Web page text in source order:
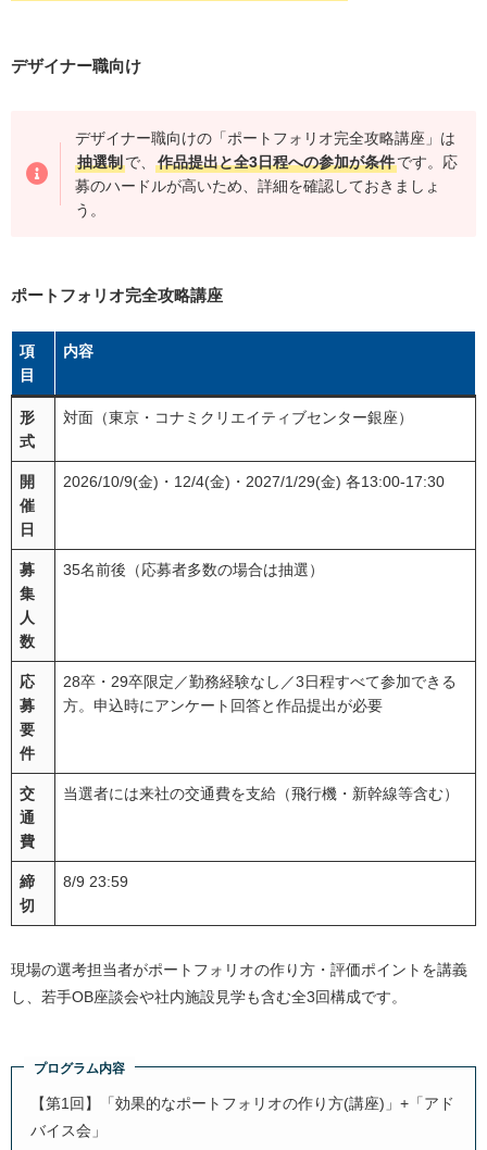
デザイナー職向け
デザイナー職向けの「ポートフォリオ完全攻略講座」は
抽選制で、作品提出と全3日程への参加が条件です。応
募のハードルが高いため、詳細を確認しておきましょ
う。
ポートフォリオ完全攻略講座
項
目
内容
形
式
対面（東京・コナミクリエイティブセンター銀座）
開
催
日
2026/10/9(金)・12/4(金)・2027/1/29(金) 各13:00-17:30
募
集
人
数
35名前後（応募者多数の場合は抽選）
応
募
要
件
28卒・29卒限定／勤務経験なし／3日程すべて参加できる
方。申込時にアンケート回答と作品提出が必要
交
通
費
当選者には来社の交通費を支給（飛行機・新幹線等含む）
締
切
8/9 23:59
現場の選考担当者がポートフォリオの作り方・評価ポイントを講義
し、若手OB座談会や社内施設見学も含む全3回構成です。
プログラム内容
【第1回】「効果的なポートフォリオの作り方(講座)」+「アド
バイス会」